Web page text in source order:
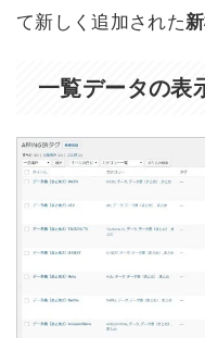
て新しく追加された
一覧データの表